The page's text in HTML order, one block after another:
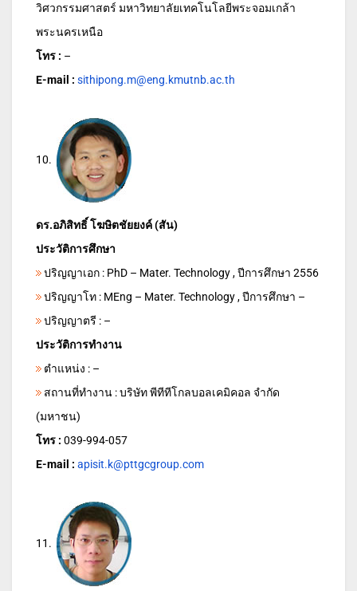
วิศวกรรมศาสตร์ มหาวิทยาลัยเทคโนโลยีพระจอมเกล้า
พระนครเหนือ
โทร : –
E-mail : sithipong.m@eng.kmutnb.ac.th
10.
ดร.อภิสิทธิ์ โฆษิตชัยยงค์ (สัน)
ประวัติการศึกษา
ปริญญาเอก : PhD – Mater. Technology , ปีการศึกษา 2556
ปริญญาโท : MEng – Mater. Technology , ปีการศึกษา –
ปริญญาตรี : –
ประวัติการทำงาน
ตำแหน่ง : –
สถานที่ทำงาน : บริษัท พีทีทีโกลบอลเคมิคอล จำกัด
(มหาชน)
โทร : 039-994-057
E-mail : apisit.k@pttgcgroup.com
11.